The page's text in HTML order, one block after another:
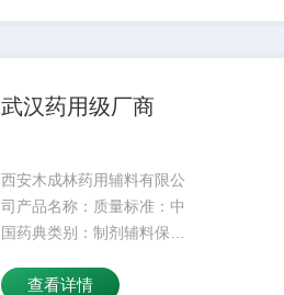
水溶性：是适用掺量：8较
武汉药用级厂商
西安木成林药用辅料有限公
司产品名称：质量标准：中
国药典类别：制剂辅料保质
规格：25kg产品名字：主要
查看详情